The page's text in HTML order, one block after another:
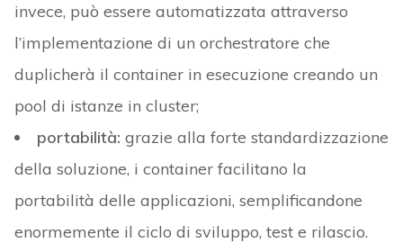
invece, può essere automatizzata attraverso
l’implementazione di un orchestratore che
duplicherà il container in esecuzione creando un
pool di istanze in cluster;
portabilità: grazie alla forte standardizzazione
della soluzione, i container facilitano la
portabilità delle applicazioni, semplificandone
enormemente il ciclo di sviluppo, test e rilascio.